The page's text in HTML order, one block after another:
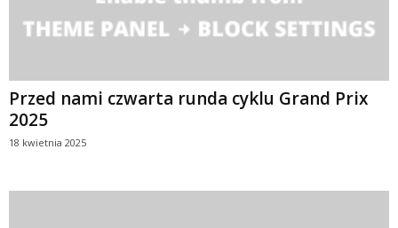
Przed nami czwarta runda cyklu Grand Prix
2025
18 kwietnia 2025